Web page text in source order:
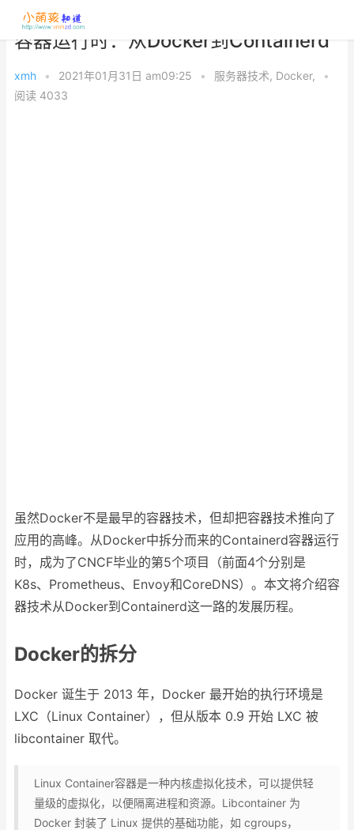
容器运行时：从Docker到Containerd
xmh • 2021年01月31日 am09:25 • 服务器技术, Docker,
•
阅读 4033
虽然Docker不是最早的容器技术，但却把容器技术推向了
应用的高峰。从Docker中拆分而来的Containerd容器运行
时，成为了CNCF毕业的第5个项目（前面4个分别是
K8s、Prometheus、Envoy和CoreDNS）。本文将介绍容
器技术从Docker到Containerd这一路的发展历程。
Docker的拆分
Docker 诞生于 2013 年，Docker 最开始的执行环境是
LXC（Linux Container），但从版本 0.9 开始 LXC 被
libcontainer 取代。
Linux Container容器是一种内核虚拟化技术，可以提供轻
量级的虚拟化，以便隔离进程和资源。Libcontainer 为
Docker 封装了 Linux 提供的基础功能，如 cgroups，